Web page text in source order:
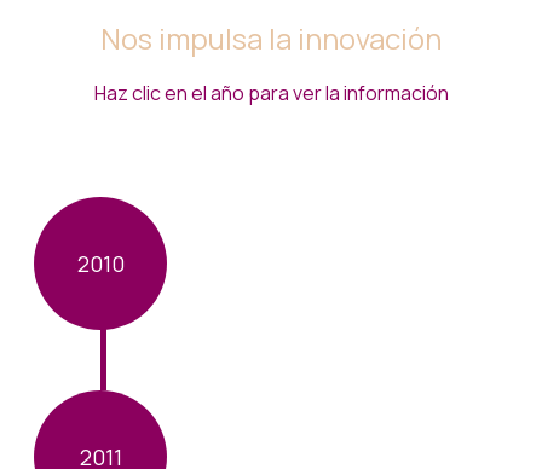
Nos impulsa la innovación
Haz clic en el año para ver la información
2010
2011